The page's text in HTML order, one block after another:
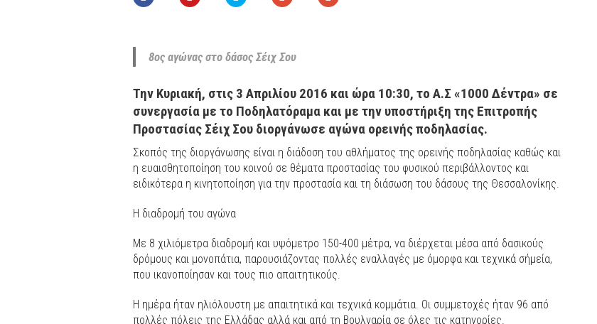
8ος αγώνας στο δάσος Σέιχ Σου
Την Κυριακή, στις 3 Απριλίου 2016 και ώρα 10:30, το Α.Σ «1000 Δέντρα» σε
συνεργασία με το Ποδηλατόραμα και με την υποστήριξη της Επιτροπής
Προστασίας Σέιχ Σου διοργάνωσε αγώνα ορεινής ποδηλασίας.
Σκοπός της διοργάνωσης είναι η διάδοση του αθλήματος της ορεινής ποδηλασίας καθώς και
η ευαισθητοποίηση του κοινού σε θέματα προστασίας του φυσικού περιβάλλοντος και
ειδικότερα η κινητοποίηση για την προστασία και τη διάσωση του δάσους της Θεσσαλονίκης.
Η διαδρομή του αγώνα
Με 8 χιλιόμετρα διαδρομή και υψόμετρο 150-400 μέτρα, να διέρχεται μέσα από δασικούς
δρόμους και μονοπάτια, παρουσιάζοντας πολλές εναλλαγές με όμορφα και τεχνικά σήμεία,
που ικανοποίησαν και τους πιο απαιτητικούς.
Η ημέρα ήταν ηλιόλουστη με απαιτητικά και τεχνικά κομμάτια. Οι συμμετοχές ήταν 96 από
πολλές πόλεις της Ελλάδας αλλά και από τη Βουλγαρία σε όλες τις κατηγορίες.